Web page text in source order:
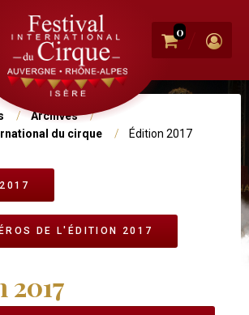
0
Photo
bandeau
Archives
du cirque
Édition 2017
DE L'ÉDITION 2017